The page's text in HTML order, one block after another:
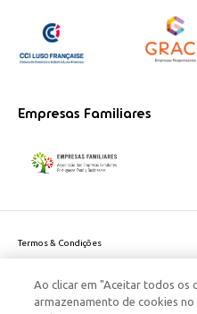
Empresas Familiares
Termos & Condições
Politica de Cookies
Política de Privacidade Dados Pessoais
Ao clicar em "Aceitar todos os
armazenamento de cookies